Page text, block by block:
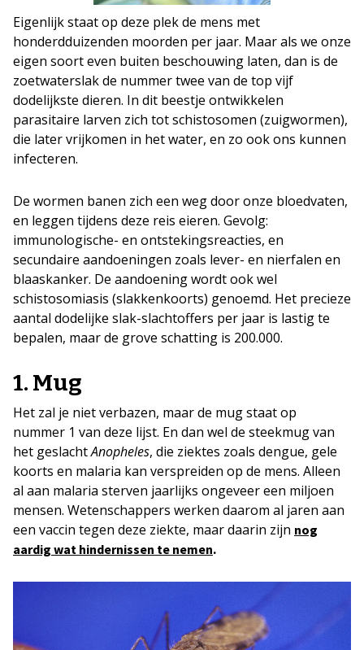
Eigenlijk staat op deze plek de mens met
honderdduizenden moorden per jaar. Maar als we onze
eigen soort even buiten beschouwing laten, dan is de
zoetwaterslak de nummer twee van de top vijf
dodelijkste dieren. In dit beestje ontwikkelen
parasitaire larven zich tot schistosomen (zuigwormen),
die later vrijkomen in het water, en zo ook ons kunnen
infecteren.
De wormen banen zich een weg door onze bloedvaten,
en leggen tijdens deze reis eieren. Gevolg:
immunologische- en ontstekingsreacties, en
secundaire aandoeningen zoals lever- en nierfalen en
blaaskanker. De aandoening wordt ook wel
schistosomiasis (slakkenkoorts) genoemd. Het precieze
aantal dodelijke slak-slachtoffers per jaar is lastig te
bepalen, maar de grove schatting is 200.000.
1. Mug
Het zal je niet verbazen, maar de mug staat op
nummer 1 van deze lijst. En dan wel de steekmug van
het geslachtAnopheles, die ziektes zoals dengue, gele
koorts en malaria kan verspreiden op de mens. Alleen
al aan malaria sterven jaarlijks ongeveer een miljoen
mensen. Wetenschappers werken daarom al jaren aan
een vaccin tegen deze ziekte, maar daarin zijn nog
aardig wat hindernissen te nemen.